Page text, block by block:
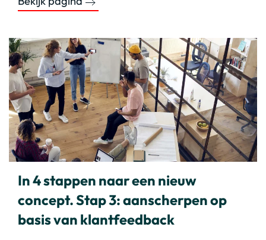
In 4 stappen naar een nieuw
concept. Stap 3: aanscherpen op
basis van klantfeedback